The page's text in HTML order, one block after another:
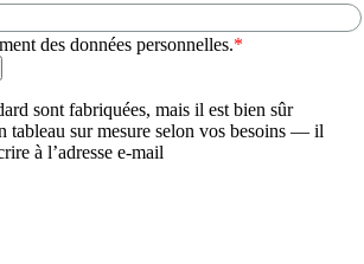
des données personnelles.*
sont fabriquées, mais il est bien sûr
tableau sur mesure selon vos besoins — il
à l’adresse e-mail